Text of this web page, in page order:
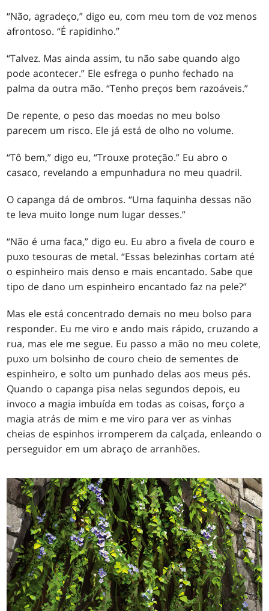
“Não, agradeço,” digo eu, com meu tom de voz menos
afrontoso. “É rapidinho.”
“Talvez. Mas ainda assim, tu não sabe quando algo
pode acontecer.” Ele esfrega o punho fechado na
palma da outra mão. “Tenho preços bem razoáveis.”
De repente, o peso das moedas no meu bolso
parecem um risco. Ele já está de olho no volume.
“Tô bem,” digo eu, “Trouxe proteção.” Eu abro o
casaco, revelando a empunhadura no meu quadril.
O capanga dá de ombros. “Uma faquinha dessas não
te leva muito longe num lugar desses.”
“Não é uma faca,” digo eu. Eu abro a fivela de couro e
puxo tesouras de metal. “Essas belezinhas cortam até
o espinheiro mais denso e mais encantado. Sabe que
tipo de dano um espinheiro encantado faz na pele?”
Mas ele está concentrado demais no meu bolso para
responder. Eu me viro e ando mais rápido, cruzando a
rua, mas ele me segue. Eu passo a mão no meu colete,
puxo um bolsinho de couro cheio de sementes de
espinheiro, e solto um punhado delas aos meus pés.
Quando o capanga pisa nelas segundos depois, eu
invoco a magia imbuída em todas as coisas, forço a
magia atrás de mim e me viro para ver as vinhas
cheias de espinhos irromperem da calçada, enleando o
perseguidor em um abraço de arranhões.